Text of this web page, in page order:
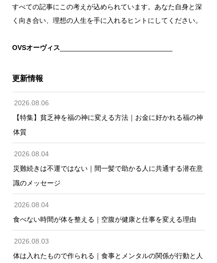
すべての記事にこの考えが込められています。あなた自身と深
く向き合い、理想の人生を手に入れるヒントにしてください。
OVSオーヴィス
更新情報
2026.08.06
【特集】貧乏神を福の神に変える方法｜お金に好かれる福の神
体質
2026.08.04
災難続きは不運ではない｜間一髪で助かる人に共通する潜在意
識のメッセージ
2026.08.04
食べない時間が体を整える｜空腹が健康と仕事を変える理由
2026.08.03
体は入れたもので作られる｜食事とメンタルの関係が行動と人